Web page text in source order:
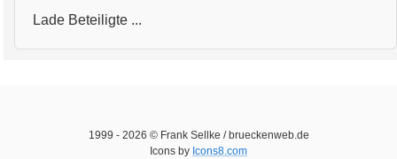
Lade Beteiligte ...
1999 - 2026 © Frank Sellke / brueckenweb.de
Icons by Icons8.com